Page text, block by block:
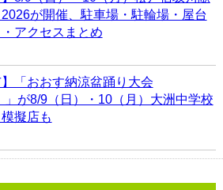
が開催、駐車場・駐輪場・屋台
・アクセスまとめ
】「おおす納涼盆踊り大会
」が8/9（日）・10（月）大洲中学校
擬店も